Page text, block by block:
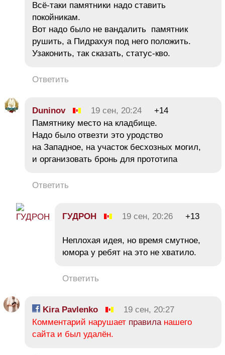
Всё-таки памятники надо ставить
покойникам.
Вот надо было не вандалить памятник
рушить, а Пидрахуя под него положить.
Узаконить, так сказать, статус-кво.
Ответить
Duninov 19 сен, 20:24
+14
Памятнику место на кладбище.
Надо было отвезти это уродство
на Западное, на участок бесхозных могил,
и организовать бронь для прототипа
Ответить
ГУДРОН 19 сен, 20:26 +13
Неплохая идея, но время смутное,
юмора у ребят на это не хватило.
Ответить
Kira Pavlenko
19 сен, 20:27
Комментарий нарушает правиланашего
сайта и был удалён.